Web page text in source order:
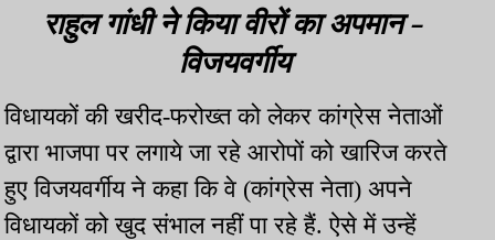
राहुल गांधी ने किया वीरों का अपमान -
विजयवर्गीय
विधायकों की खरीद-फरोख्त को लेकर कांग्रेस नेताओं
द्वारा भाजपा पर लगाये जा रहे आरोपों को खारिज करते
हुए विजयवर्गीय ने कहा कि वे (कांग्रेस नेता) अपने
विधायकों को खुद संभाल नहीं पा रहे हैं. ऐसे में उन्हें